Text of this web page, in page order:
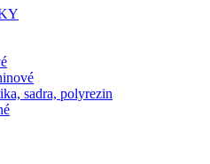
sadra, polyrezin